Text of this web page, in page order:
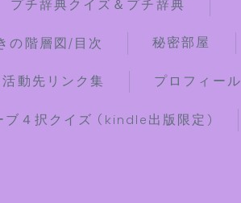
チ辞典クイズ＆プチ辞典
の階層図/目次 秘密部屋
動先リンク集 プロフィール
４択クイズ (kindle出版限定)